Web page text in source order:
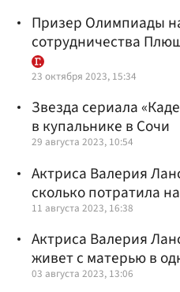
Призер Олимпиады
сотрудничества
23 октября 2023, 15:34
Звезда сериала
в купальнике в Сочи
29 августа 2023, 10:54
Актриса Валерия
сколько потратила
11 августа 2023, 16:38
Актриса Валерия
живет с матерью в
03 августа 2023, 13:06